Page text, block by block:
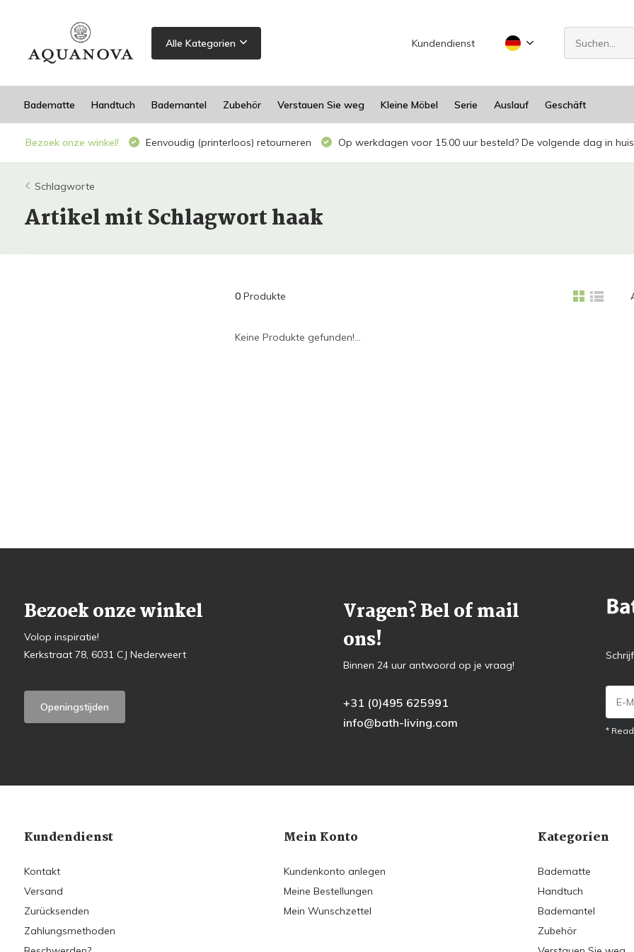
Alle Kategorien Kundendienst
Badematte Handtuch Bademantel Zubehör Verstauen Sie weg Kleine Möbel Serie Auslauf Geschäft
Bezoek onze winkel! Eenvoudig (printerloos) retourneren Op werkdagen voor 15.00 uur besteld? De volgende dag in
Schlagworte
Artikel mit Schlagwort haak
0Produkte
Keine Produkte gefunden!...
Bezoek onze winkel
Volop inspiratie!
Kerkstraat 78, 6031 CJ Nederweert
Openingstijden
Vragen? Bel of mail
ons!
Binnen 24 uur antwoord op je vraag!
+31 (0)495 625991
info@bath-living.com
*
Kundendienst
Kontakt
Versand
Zurücksenden
Zahlungsmethoden
Mein Konto
Kundenkonto anlegen
Meine Bestellungen
Mein Wunschzettel
Kategorien
Badematte
Handtuch
Bademantel
Zubehör